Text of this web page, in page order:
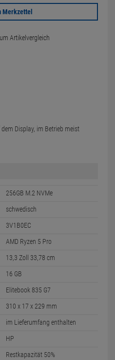
Merkzettel
Artikelvergleich
Display, im Betrieb meist
256GB M.2 NVMe
schwedisch
3V1B0EC
AMD Ryzen 5 Pro
13,3 Zoll 33,78 cm
16 GB
Elitebook 835 G7
310 x 17 x 229 mm
im Lieferumfang enthalten
HP
Restkapazität 50%